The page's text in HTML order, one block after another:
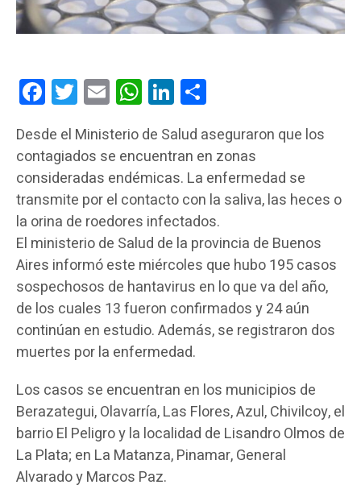
FacebookTwitterEmail WhatsAppLinkedIn
Desde el Ministerio de Salud aseguraron que los
contagiados se encuentran en zonas
consideradas endémicas. La enfermedad se
transmite por el contacto con la saliva, las heces o
la orina de roedores infectados.
El ministerio de Salud de la provincia de Buenos
Aires informó este miércoles que hubo 195 casos
sospechosos de hantavirus en lo que va del año,
de los cuales 13 fueron confirmados y 24 aún
continúan en estudio. Además, se registraron dos
muertes por la enfermedad.
Los casos se encuentran en los municipios de
Berazategui, Olavarría, Las Flores, Azul, Chivilcoy, el
barrio El Peligro y la localidad de Lisandro Olmos de
La Plata; en La Matanza, Pinamar, General
Alvarado y Marcos Paz.